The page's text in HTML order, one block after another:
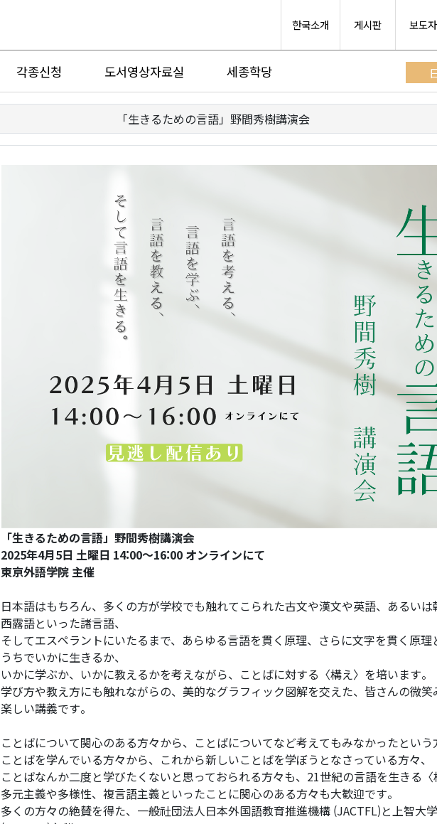
한국소개 게시판 보도
각종신청 도서영상자료실 세종학당
「生きるための言語」野間秀樹講演会
「生きるための言語」野間秀樹講演会
2025年4月5日 土曜日 ​14:00～16:00 オンラインにて
東京外語学院 主催
日本語はもちろん、多くの方が学校でも触れてこられた古文や漢文や英語、あるい
西露語といった諸言語、
そしてエスペラントにいたるまで、あらゆる言語を貫く原理、さらに文字を貫く原理
うちでいかに生きるか、
いかに学ぶか、いかに教えるかを考えながら、ことばに対する〈構え〉を培います。
学び方や教え方にも触れながらの、美的なグラフィック図解を交えた、皆さんの微
楽しい講義です。
ことばについて関心のある方々から、ことばについてなど考えてもみなかったという
ことばを学んでいる方々から、これから新しいことばを学ぼうとなさっている方々、
ことばなんか二度と学びたくないと思っておられる方々も、21世紀の言語を生きる〈
多元主義や多様性、複言語主義といったことに関心のある方々も大歓迎です。
多くの方々の絶賛を得た、一般社団法人日本外国語教育推進機構 (JACTFL)と上智大